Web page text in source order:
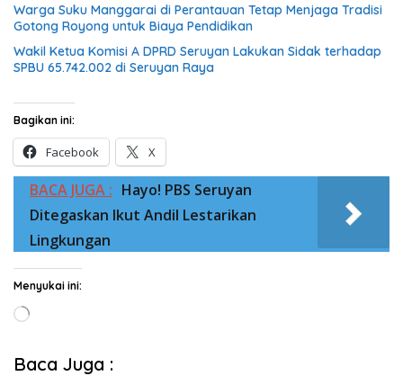
Warga Suku Manggarai di Perantauan Tetap Menjaga Tradisi
Gotong Royong untuk Biaya Pendidikan
Wakil Ketua Komisi A DPRD Seruyan Lakukan Sidak terhadap
SPBU 65.742.002 di Seruyan Raya
Bagikan ini:
Facebook X
BACA JUGA : Hayo! PBS Seruyan
Ditegaskan Ikut Andil Lestarikan
Lingkungan
Menyukai ini:
Memuat...
Baca Juga :